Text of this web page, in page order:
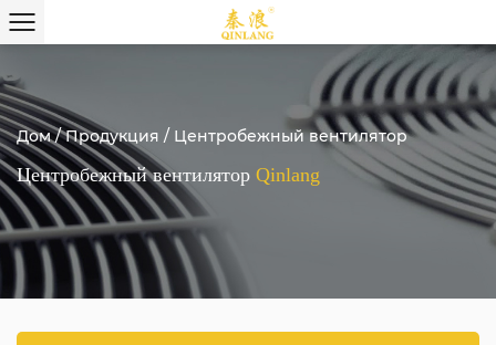
Дом/Продукция / Центробежный вентилятор
Центробежный вентилятор Qinlang